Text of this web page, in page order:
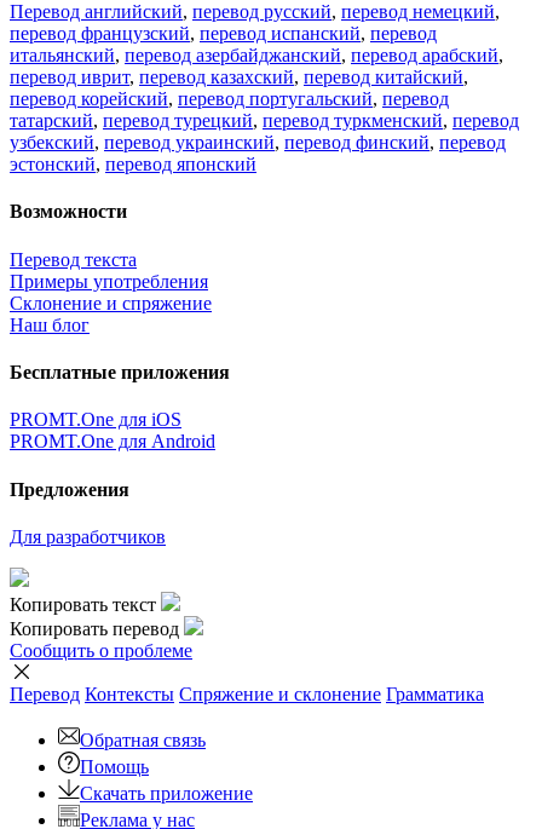
Перевод английский, перевод русский, перевод немецкий,
перевод французский, перевод испанский, перевод
итальянский, перевод азербайджанский, перевод арабский,
перевод иврит, перевод казахский, перевод китайский,
перевод корейский, перевод португальский, перевод
татарский, перевод турецкий, перевод туркменский, перевод
узбекский, перевод украинский, перевод финский, перевод
эстонский, перевод японский
Возможности
Перевод текста
Примеры употребления
Склонение и спряжение
Наш блог
Бесплатные приложения
PROMT.One для iOS
PROMT.One для Android
Предложения
Для разработчиков
Копировать текст
Копировать перевод
Сообщить о проблеме
Перевод Контексты Спряжение и склонение Грамматика
Обратная связь
Помощь
Скачать приложение
Реклама у нас